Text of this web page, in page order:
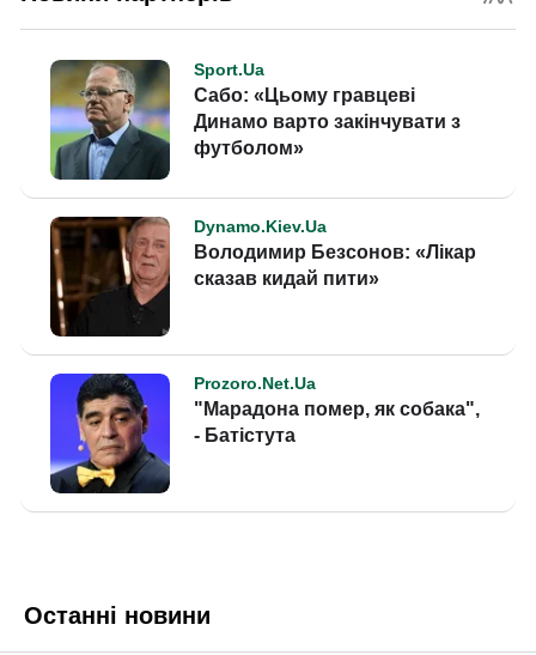
Останні новини